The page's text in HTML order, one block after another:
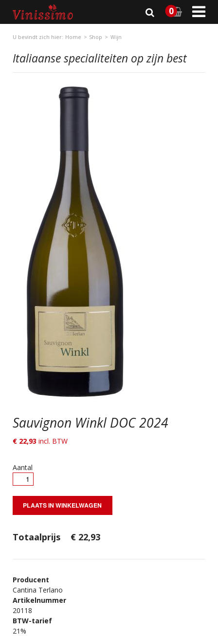
0 
U bevindt zich hier: Home Shop Wijn
Italiaanse specialiteiten op zijn best
Sauvignon Winkl DOC 2024
€ 22,93incl. BTW
Aantal
Totaalprijs € 22,93
Producent
Cantina Terlano
Artikelnummer
20118
BTW-tarief
21%